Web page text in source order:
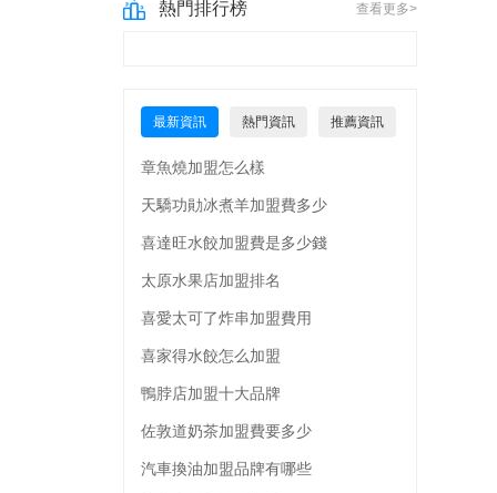
熱門排行榜 查看更多>
最新資訊 熱門資訊 推薦資訊
章魚燒加盟怎么樣
天驕功勛冰煮羊加盟費多少
喜達旺水餃加盟費是多少錢
太原水果店加盟排名
喜愛太可了炸串加盟費用
喜家得水餃怎么加盟
鴨脖店加盟十大品牌
佐敦道奶茶加盟費要多少
汽車換油加盟品牌有哪些